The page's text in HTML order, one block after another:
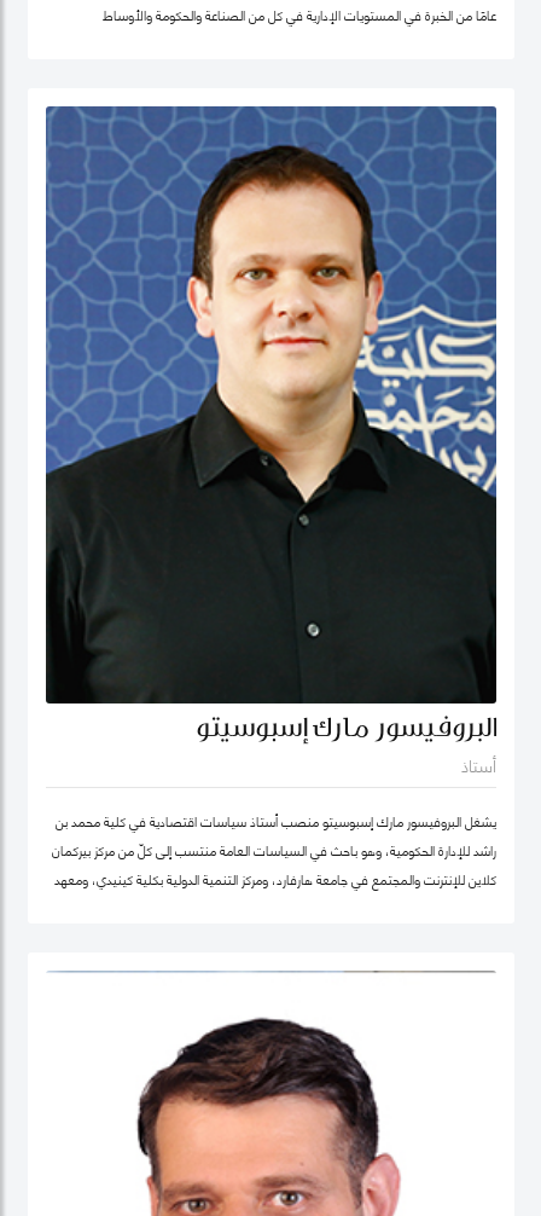
عامًا من الخبرة في المستويات الإدارية في كل من الصناعة والحكومة والأوساط
أمضت قبل ذلك أكثر من عقد في جامعة ولونغونغ في دبي (الإمارات العربية المتحدة) ،
وهي واحدة من أوائل الجامعات الخاصة في الإمارات العربية المتحدة ، حيث تولت منصب
نائب العميد ومدير برنامج الماجستير في إدارة الأعمال. شاركت بنشاط في لجان الاعتماد
ولجان الاعتماد في كل من الإمارات العربية المتحدة وألمانيا، بالإضافة إلى مهامها في
التواصل مع المؤسسات. عاشت في الولايات المتحدة الأمريكية والهند وتايوان وألمانيا.
البروفيسور ستيفنز عضو في العديد من المجالس الاستشارية، وهي جزء من مجموعتي
عمل حول أخلاقيات الذكاء الاصطناعي في IEEE SA
البروفيسور مارك إسبوسيتو
أستاذ
يشغل البروفيسور مارك إسبوسيتو منصب أستاذ سياسات اقتصادية في كلية محمد بن
راشد للإدارة الحكومية، وهو باحث في السياسات العامة منتسب إلى كلّ من مركز بيركمان
كلاين للإنترنت والمجتمع في جامعة هارفارد، ومركز التنمية الدولية بكلية كينيدي، ومعهد
مجال الذكاء الاصطناعي، بما في ذلك Nexus FrontierTech، ومؤسسة AI Native ،